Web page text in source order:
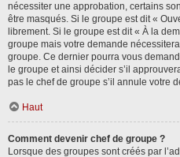
nécessiter une approbation, certains
être masqués. Si le groupe est dit «
librement. Si le groupe est dit « À la
groupe mais votre demande
groupe. Ce dernier pourra vous
le groupe et ainsi décider s’il
pas le chef de groupe s’il annule votre
Haut
Comment devenir chef de groupe ?
Lorsque des groupes sont créés par